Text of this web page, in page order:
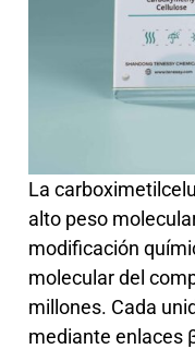
La
alto peso
modificación
molecular del
millones. Cada
mediante enlaces